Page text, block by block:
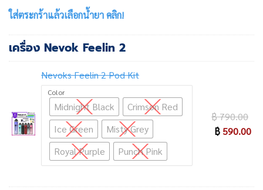
ใส่ตระกร้าแล้วเลือกน้ำยา คลิก!
เครื่อง Nevok Feelin 2
Nevoks Feelin 2 Pod Kit
Color
Midnight Black
Crimson Red
Ice Green
Misty Grey
Royal Purple
Punch Pink
฿790.00
฿ 590.00